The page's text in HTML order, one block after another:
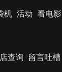
机 活动 看电影
查询 留言吐槽